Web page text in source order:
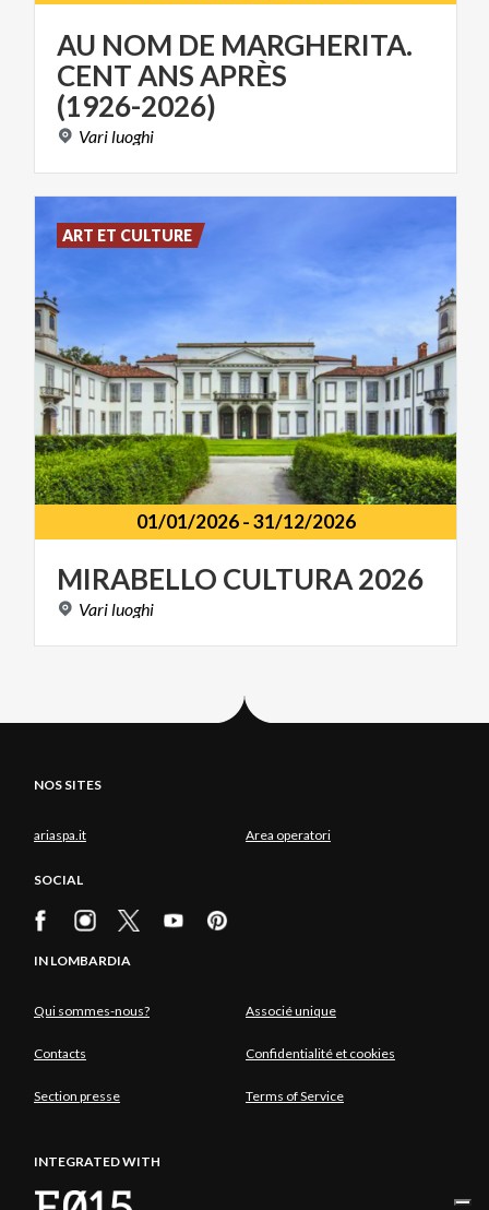
AU NOM DE MARGHERITA.
CENT ANS APRÈS
(1926-2026)
Vari luoghi
01/01/2026-31/12/2026
MIRABELLO CULTURA2026
Variluoghi
ART ET CULTURE
NOS SITES
ariaspa.it Area operatori
SOCIAL
IN LOMBARDIA
Qui sommes-nous? Associé unique
Contacts Confidentialité et cookies
Section presse Terms of Service
INTEGRATED WITH